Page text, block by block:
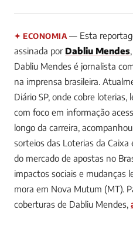
✦ ECONOMIA — Esta
assinada por Dabliu Mendes
Dabliu Mendes é jornalista
na imprensa brasileira.
Diário SP, onde cobre loterias,
com foco em informação
longo da carreira,
sorteios das Loterias da Caixa
do mercado de apostas no
impactos sociais e mudanças
mora em Nova Mutum (MT).
coberturas de Dabliu Mendes,